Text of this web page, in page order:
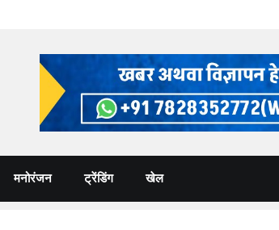
मनोरंजन ट्रेंडिंग खेल